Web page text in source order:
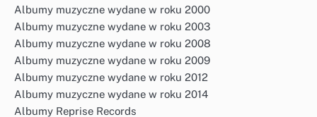
Albumy muzyczne wydane w roku 2000
Albumy muzyczne wydane w roku 2003
Albumy muzyczne wydane w roku 2008
Albumy muzyczne wydane w roku 2009
Albumy muzyczne wydane w roku 2012
Albumy muzyczne wydane w roku 2014
Albumy Reprise Records